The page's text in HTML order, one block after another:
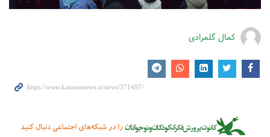
کمال گلمرادی